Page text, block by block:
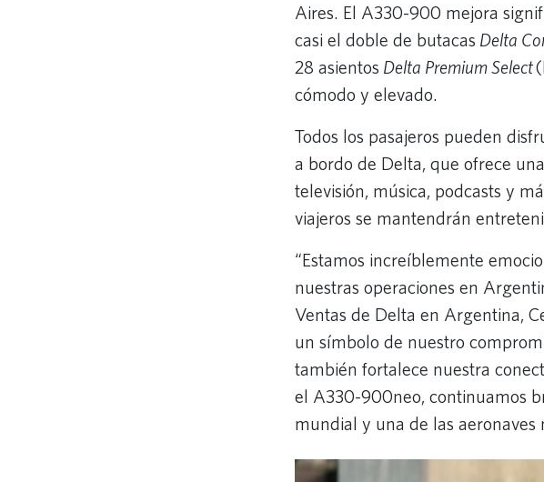
Aires. El A330-900 mejora
casi el doble de butacas Delta
28 asientos Delta Premium Select
cómodo y elevado.
Todos los pasajeros pueden
a bordo de Delta, que ofrece
televisión, música, podcasts y
viajeros se mantendrán
“Estamos increíblemente
nuestras operaciones en
Ventas de Delta en Argentina,
un símbolo de nuestro
también fortalece nuestra
el A330-900neo, continuamos
mundial y una de las aeronaves